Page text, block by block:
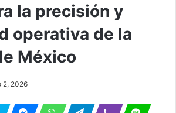
la precisión y
operativa de la
México
2, 2026